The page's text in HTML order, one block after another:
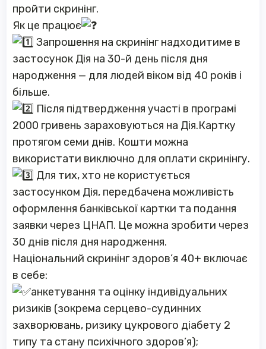
пройти скринінг.
Як це працює
Запрошення на скринінг надходитиме в
застосунок Дія на 30-й день після дня
народження — для людей віком від 40 років і
більше.
Після підтвердження участі в програмі
2000 гривень зараховуються на Дія.Картку
протягом семи днів. Кошти можна
використати виключно для оплати скринінгу.
Для тих, хто не користується
застосунком Дія, передбачена можливість
оформлення банківської картки та подання
заявки через ЦНАП. Це можна зробити через
30 днів після дня народження.
Національний скринінг здоров’я 40+ включає
в себе:
анкетування та оцінку індивідуальних
ризиків (зокрема серцево-судинних
захворювань, ризику цукрового діабету 2
типу та стану психічного здоров’я);